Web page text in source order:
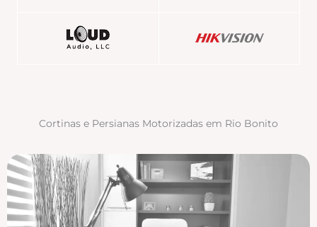
Cortinas e Persianas Motorizadas em Rio Bonito